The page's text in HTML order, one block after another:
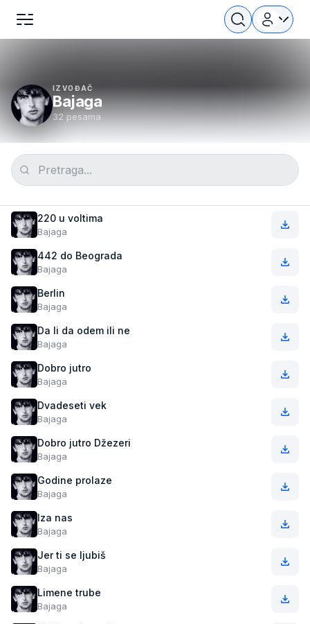
IZVOĐAČ
Bajaga
32 pesama
220 u voltima
Bajaga
442 do Beograda
Bajaga
Berlin
Bajaga
Da li da odem ili ne
Bajaga
Dobro jutro
Bajaga
Dvadeseti vek
Bajaga
Dobro jutro Džezeri
Bajaga
Godine prolaze
Bajaga
Iza nas
Bajaga
Jer ti se ljubiš
Bajaga
Limene trube
Bajaga